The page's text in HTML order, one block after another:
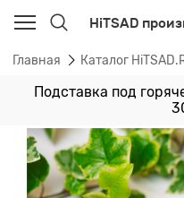
HiTSAD
Главная Каталог
Подставка под